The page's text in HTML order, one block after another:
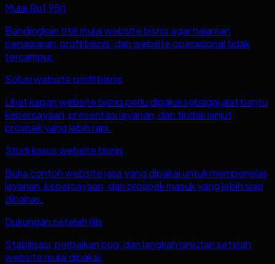
Mulai Rp1,95jt
Bandingkan titik mulai website bisnis agar halaman
penawaran, profil bisnis, dan website operasional tidak
tercampur.
Solusi website profil bisnis
Lihat kapan website bisnis perlu dipakai sebagai alat bantu
kepercayaan, presentasi layanan, dan tindak lanjut
prospek yang lebih rapi.
Studi kasus website bisnis
Buka contoh website jasa yang dipakai untuk memperjelas
layanan, kepercayaan, dan prospek masuk yang lebih siap
dibahas.
Dukungan setelah rilis
Stabilisasi, perbaikan bug, dan langkah lanjutan setelah
website mulai dipakai.